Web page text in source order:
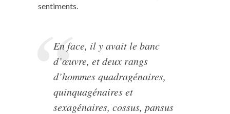
sentiments.
En face, il y avait le banc
d’œuvre, et deux rangs
d’hommes quadragénaires,
quinquagénaires et
sexagénaires, cossus, pansus